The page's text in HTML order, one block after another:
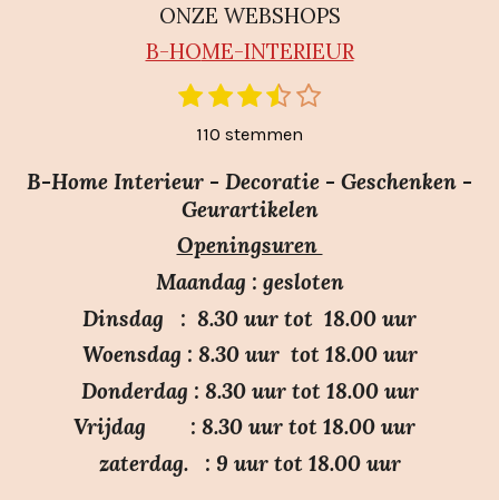
ONZE WEBSHOPS
B-HOME-INTERIEUR
1
e
r
2
s
t
e
r
e
n
3
s
t
e
r
e
n
4
t
e
r
e
n
5
t
e
r
e
n
S
m
110 stemmen
B-Home Interieur - Decoratie - Geschenken -
Geurartikelen
Openingsuren
Maandag : gesloten
Dinsdag : 8.30 uur tot 18.00 uur
Woensdag : 8.30 uur tot 18.00 uur
Donderdag : 8.30 uur tot 18.00 uur
Vrijdag : 8.30 uur tot 18.00 uur
zaterdag. : 9 uur tot 18.00 uur